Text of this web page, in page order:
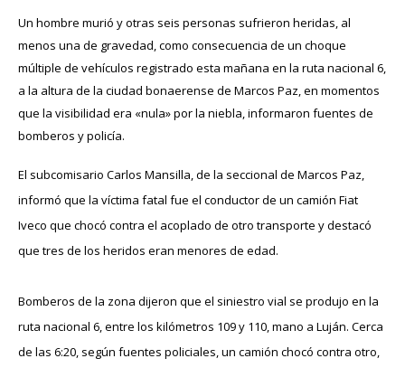
Un hombre murió y otras seis personas sufrieron heridas, al
menos una de gravedad, como consecuencia de un choque
múltiple de vehículos registrado esta mañana en la ruta nacional 6,
a la altura de la ciudad bonaerense de Marcos Paz, en momentos
que la visibilidad era «nula» por la niebla, informaron fuentes de
bomberos y policía.
El subcomisario Carlos Mansilla, de la seccional de Marcos Paz,
informó que la víctima fatal fue el conductor de un camión Fiat
Iveco que chocó contra el acoplado de otro transporte y destacó
que tres de los heridos eran menores de edad.
Bomberos de la zona dijeron que el siniestro vial se produjo en la
ruta nacional 6, entre los kilómetros 109 y 110, mano a Luján. Cerca
de las 6:20, según fuentes policiales, un camión chocó contra otro,